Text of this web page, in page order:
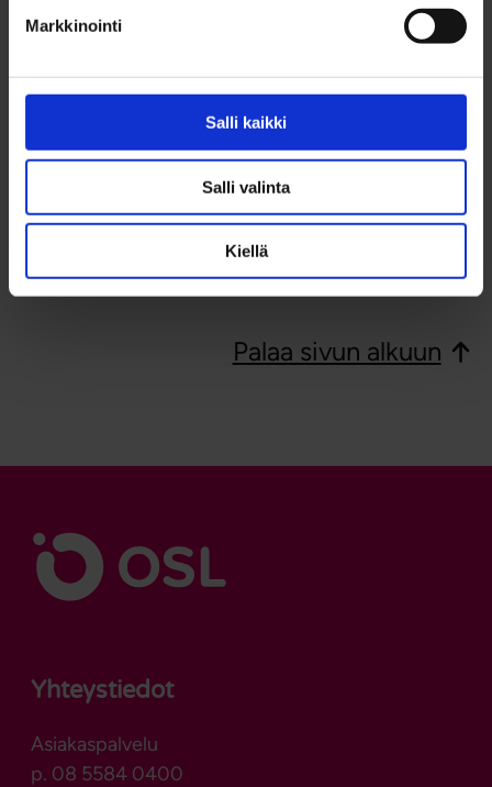
Markkinointi
Salli kaikki
Salli valinta
Kiellä
Palaa sivun alkuun
Yhteystiedot
Asiakaspalvelu
p. 08 5584 0400